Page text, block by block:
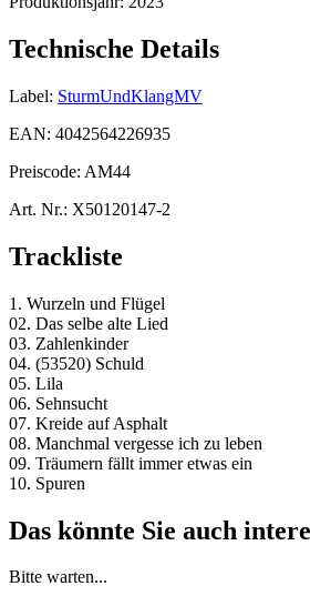
Technische Details
Label: SturmUndKlangMV
EAN: 4042564226935
Preiscode: AM44
Art. Nr.: X50120147-2
Trackliste
1. Wurzeln und Flügel
02. Das selbe alte Lied
03. Zahlenkinder
04. (53520) Schuld
05. Lila
06. Sehnsucht
07. Kreide auf Asphalt
08. Manchmal vergesse ich zu leben
09. Träumern fällt immer etwas ein
10. Spuren
Das könnte Sie auch
Bitte warten...